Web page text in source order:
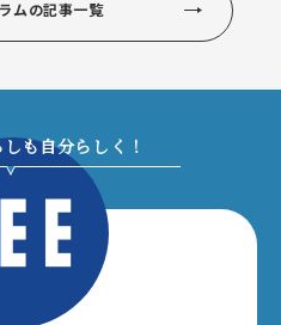
ムの記事一覧
も自分らしく！